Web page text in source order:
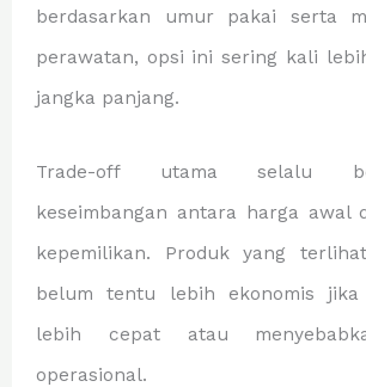
berdasarkan umur pakai serta
perawatan, opsi ini sering kali
jangka panjang.
Trade-off utama selalu
keseimbangan antara harga awal
kepemilikan. Produk yang
belum tentu lebih ekonomis
lebih cepat atau
operasional.